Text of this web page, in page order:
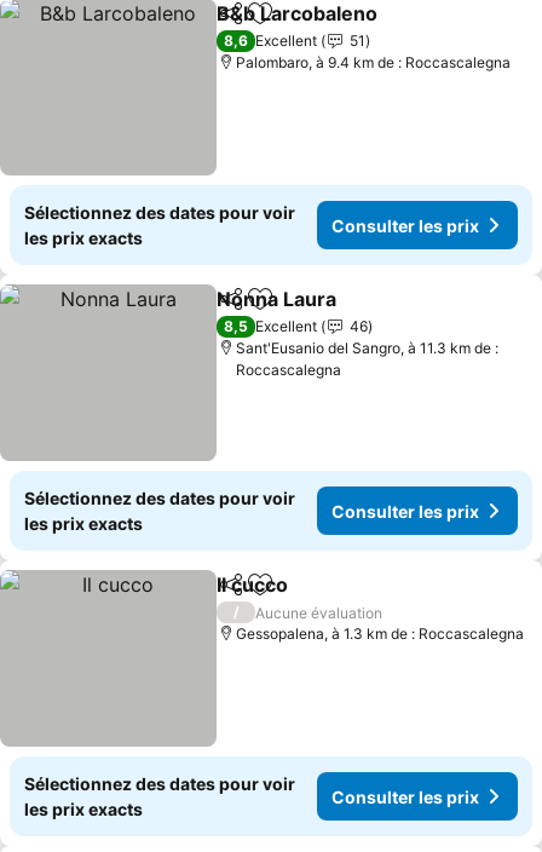
PartagerAjouter à mes favoris
B&b Larcobaleno
8,6 Excellent
51
Palombaro, à 9.4 km de : Roccascalegna
Sélectionnez des dates pour voir
les prix exacts
Consulter les prix
PartagerAjouter à mes favoris
Nonna Laura
8,5 Excellent
46
Sant'Eusanio del Sangro, à 11.3 km de :
Roccascalegna
Sélectionnez des dates pour voir
les prix exacts
Consulter les prix
PartagerAjouter à mes favoris
Il cucco
/
Aucune évaluation
Gessopalena, à 1.3 km de : Roccascalegna
Sélectionnez des dates pour voir
les prix exacts
Consulter les prix